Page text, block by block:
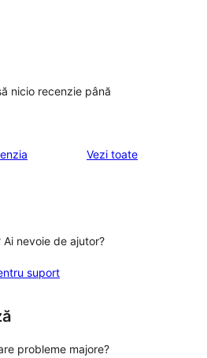
nicio recenzie până
Vezi toaterecenziile
nevoie de ajutor?
suport
probleme majore?